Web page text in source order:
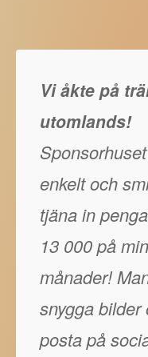
Vi åkte på
utomlands!
enkelt och
tjäna in
13 000 på
månader!
snygga bilder
posta på